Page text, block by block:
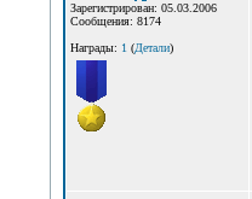
Зарегистрирован: 05.03.2006
Сообщения: 8174
Награды: 1(Детали)